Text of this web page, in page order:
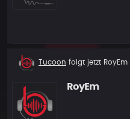
Neuer
Tucoon folgt jetzt RoyEm
RoyEm